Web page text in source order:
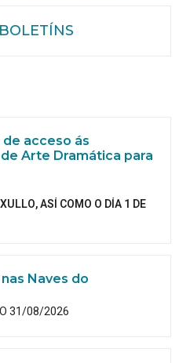
acceso ás
Arte Dramática para
ASÍ COMO O DÍA 1 DE
Naves do
31/08/2026